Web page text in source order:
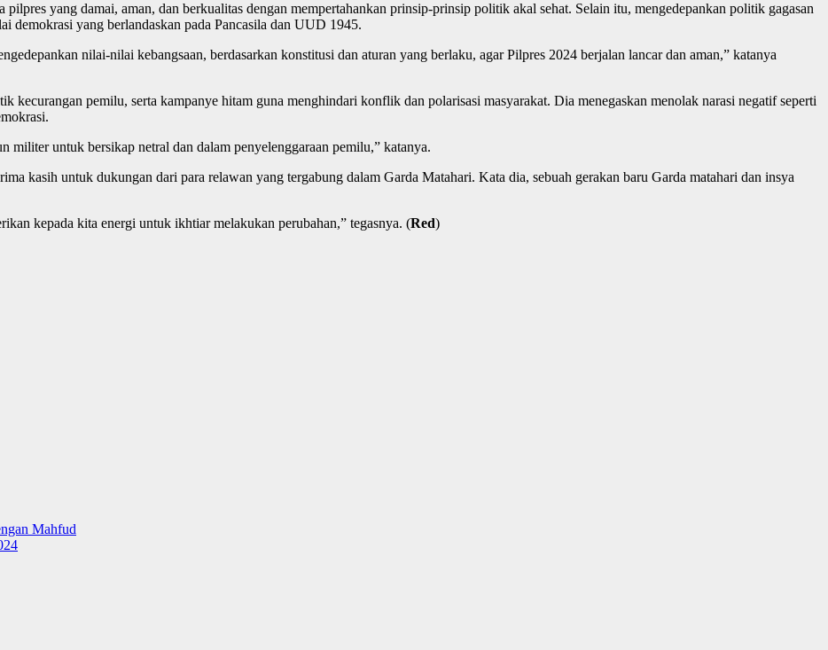
yang damai, aman, dan berkualitas dengan mempertahankan prinsip-prinsip politik akal sehat. Selain itu, mengedepankan politik gagasan
demokrasi yang berlandaskan pada Pancasila dan UUD 1945.
nilai-nilai kebangsaan, berdasarkan konstitusi dan aturan yang berlaku, agar Pilpres 2024 berjalan lancar dan aman,” katanya
kecurangan pemilu, serta kampanye hitam guna menghindari konflik dan polarisasi masyarakat. Dia menegaskan menolak narasi negatif seperti
militer untuk bersikap netral dan dalam penyelenggaraan pemilu,” katanya.
kasih untuk dukungan dari para relawan yang tergabung dalam Garda Matahari. Kata dia, sebuah gerakan baru Garda matahari dan insya
kepada kita energi untuk ikhtiar melakukan perubahan,” tegasnya. (Red)
Mahfud